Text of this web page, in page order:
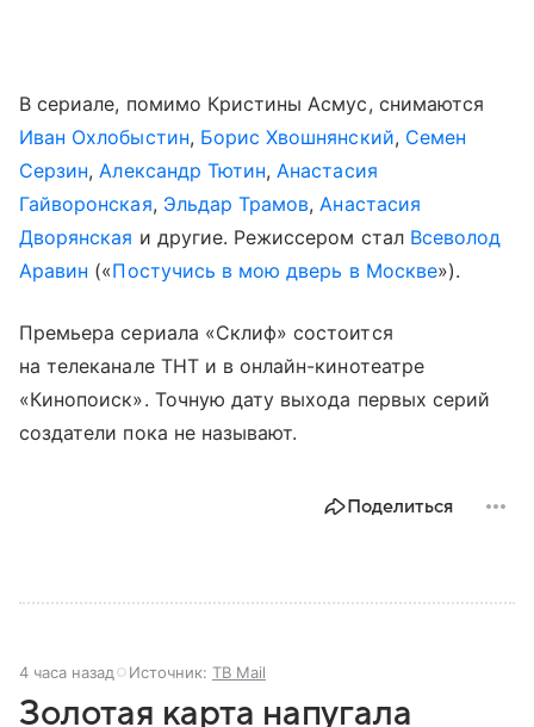
В сериале, помимо Кристины Асмус, снимаются
Иван Охлобыстин, Борис Хвошнянский, Семен
Серзин, Александр Тютин, Анастасия
Гайворонская, Эльдар Трамов, Анастасия
Дворянская и другие. Режиссером стал Всеволод
Аравин («Постучись в мою дверь в Москве»).
Премьера сериала «Склиф» состоится
на телеканале ТНТ и в онлайн-кинотеатре
«Кинопоиск». Точную дату выхода первых серий
создатели пока не называют.
Поделиться
4 часа назад Источник: ТВ Mail
Золотая карта напугала